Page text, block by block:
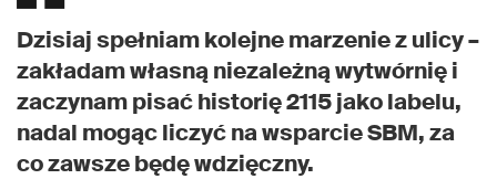
Dzisiaj spełniam kolejne marzenie z ulicy –
zakładam własną niezależną wytwórnię i
zaczynam pisać historię 2115 jako labelu,
nadal mogąc liczyć na wsparcie SBM, za
co zawsze będę wdzięczny.